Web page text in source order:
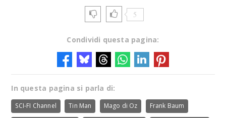
5
Condividi questa pagina:
In questa pagina si parla di:
SCI-FI Channel Tin Man Mago di Oz Frank Baum